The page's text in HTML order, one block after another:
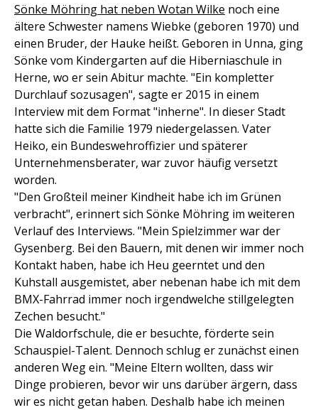
Sönke Möhring hat neben Wotan Wilke noch eine
ältere Schwester namens Wiebke (geboren 1970) und
einen Bruder, der Hauke heißt. Geboren in Unna, ging
Sönke vom Kindergarten auf die Hiberniaschule in
Herne, wo er sein Abitur machte. "Ein kompletter
Durchlauf sozusagen", sagte er 2015 in einem
Interview mit dem Format "inherne". In dieser Stadt
hatte sich die Familie 1979 niedergelassen. Vater
Heiko, ein Bundeswehroffizier und späterer
Unternehmensberater, war zuvor häufig versetzt
worden.
"Den Großteil meiner Kindheit habe ich im Grünen
verbracht", erinnert sich Sönke Möhring im weiteren
Verlauf des Interviews. "Mein Spielzimmer war der
Gysenberg. Bei den Bauern, mit denen wir immer noch
Kontakt haben, habe ich Heu geerntet und den
Kuhstall ausgemistet, aber nebenan habe ich mit dem
BMX-Fahrrad immer noch irgendwelche stillgelegten
Zechen besucht."
Die Waldorfschule, die er besuchte, förderte sein
Schauspiel-Talent. Dennoch schlug er zunächst einen
anderen Weg ein. "Meine Eltern wollten, dass wir
Dinge probieren, bevor wir uns darüber ärgern, dass
wir es nicht getan haben. Deshalb habe ich meinen